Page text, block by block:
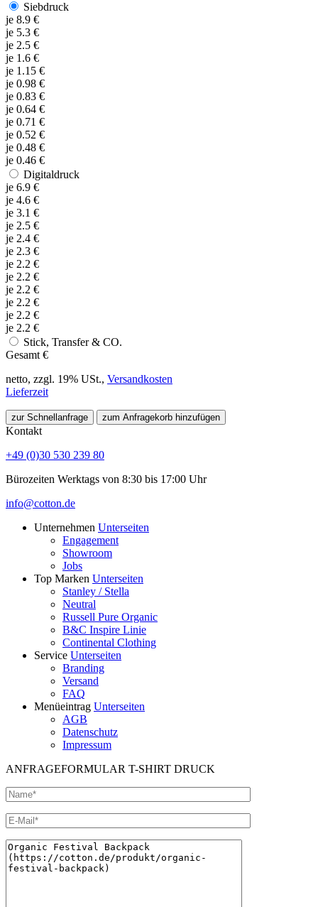
Siebdruck
je 8.9 €
je 5.3 €
je 2.5 €
je 1.6 €
je 1.15 €
je 0.98 €
je 0.83 €
je 0.64 €
je 0.71 €
je 0.52 €
je 0.48 €
je 0.46 €
Digitaldruck
je 6.9 €
je 4.6 €
je 3.1 €
je 2.5 €
je 2.4 €
je 2.3 €
je 2.2 €
je 2.2 €
je 2.2 €
je 2.2 €
je 2.2 €
je 2.2 €
Stick, Transfer & CO.
Gesamt €
netto, zzgl. 19% USt., Versandkosten
Lieferzeit
zur Schnellanfrage zum Anfragekorb hinzufügen
Kontakt
+49 (0)30 530 239 80
Bürozeiten Werktags von 8:30 bis 17:00 Uhr
info@cotton.de
Unternehmen Unterseiten
Engagement
Showroom
Jobs
Top Marken Unterseiten
Stanley / Stella
Neutral
Russell Pure Organic
B&C Inspire Linie
Continental Clothing
Service Unterseiten
Branding
Versand
FAQ
Menüeintrag Unterseiten
AGB
Datenschutz
Impressum
ANFRAGEFORMULAR T-SHIRT DRUCK